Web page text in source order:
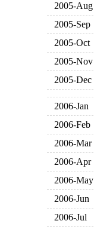
2005-Aug
2005-Sep
2005-Oct
2005-Nov
2005-Dec
2006-Jan
2006-Feb
2006-Mar
2006-Apr
2006-May
2006-Jun
2006-Jul